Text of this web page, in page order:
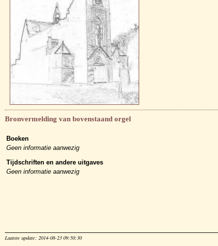
Bronvermelding van bovenstaand orgel
Boeken
Geen informatie aanwezig
Tijdschriften en andere uitgaves
Geen informatie aanwezig
Laatste update: 2014-08-23 09:50:30